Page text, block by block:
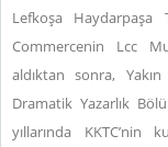
Lefkoşa
Commercenin Lcc
aldıktan sonra,
Dramatik Yazarlık
yıllarında KKTC’nin